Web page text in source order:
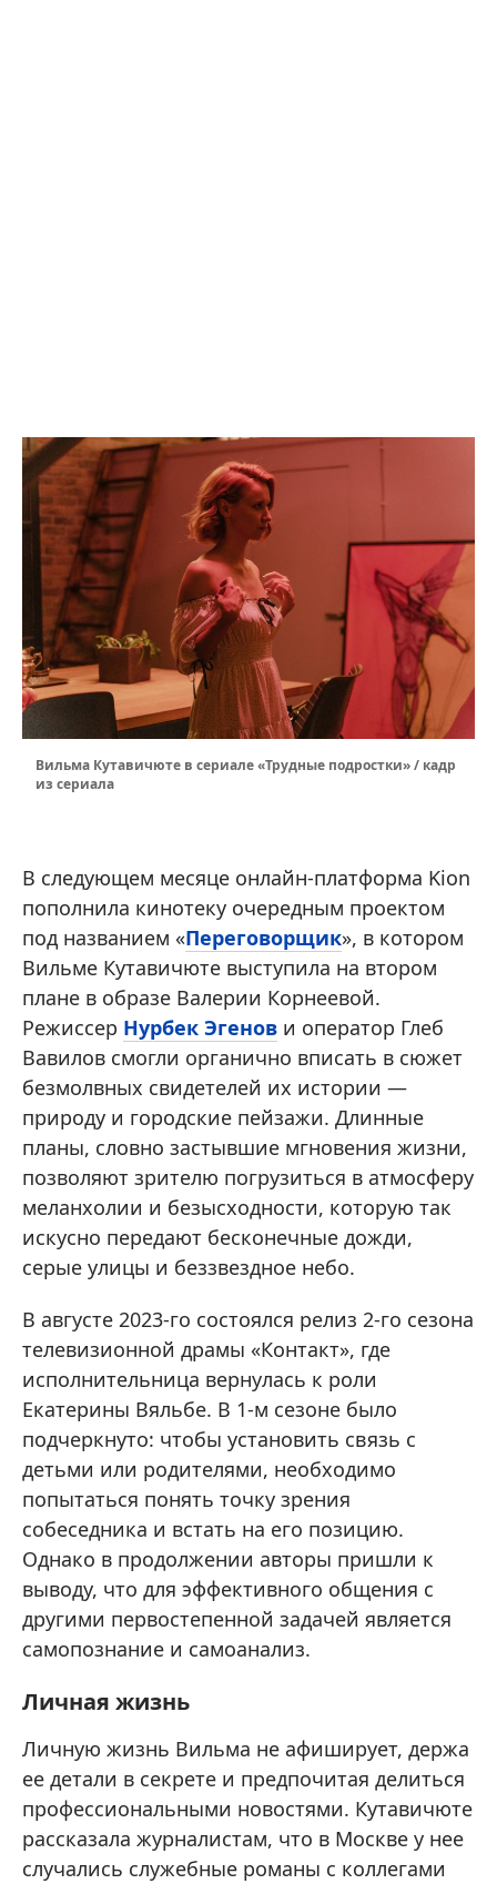
Вильма Кутавичюте в сериале «Трудные подростки» / кадр
из сериала
В следующем месяце онлайн-платформа Kion
пополнила кинотеку очередным проектом
под названием «Переговорщик», в котором
Вильме Кутавичюте выступила на втором
плане в образе Валерии Корнеевой.
Режиссер Нурбек Эгенов и оператор Глеб
Вавилов смогли органично вписать в сюжет
безмолвных свидетелей их истории —
природу и городские пейзажи. Длинные
планы, словно застывшие мгновения жизни,
позволяют зрителю погрузиться в атмосферу
меланхолии и безысходности, которую так
искусно передают бесконечные дожди,
серые улицы и беззвездное небо.
В августе 2023-го состоялся релиз 2-го сезона
телевизионной драмы «Контакт», где
исполнительница вернулась к роли
Екатерины Вяльбе. В 1-м сезоне было
подчеркнуто: чтобы установить связь с
детьми или родителями, необходимо
попытаться понять точку зрения
собеседника и встать на его позицию.
Однако в продолжении авторы пришли к
выводу, что для эффективного общения с
другими первостепенной задачей является
самопознание и самоанализ.
Личная жизнь
Личную жизнь Вильма не афиширует, держа
ее детали в секрете и предпочитая делиться
профессиональными новостями. Кутавичюте
рассказала журналистам, что в Москве у нее
случались служебные романы с коллегами